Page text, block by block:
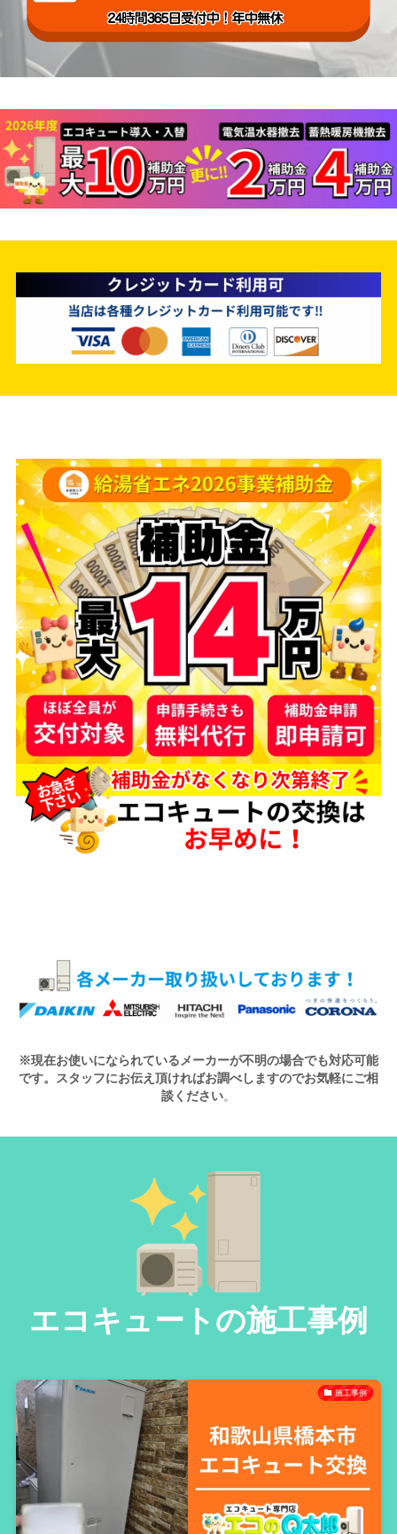
※現在お使いになられているメーカーが不明の場合でも対応可能
です。スタッフにお伝え頂ければお調べしますのでお気軽にご相
談ください。
エコキュートの施工事例
施工事例